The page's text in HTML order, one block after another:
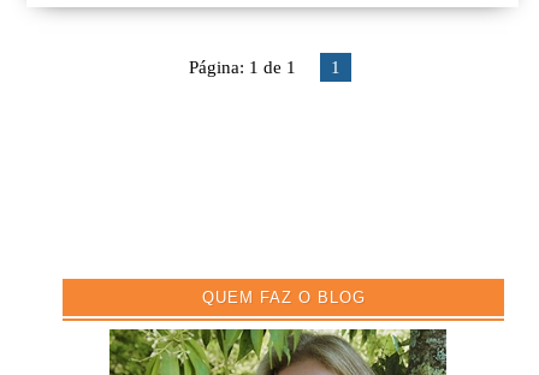
Página: 1 de 1 1
QUEM FAZ O BLOG